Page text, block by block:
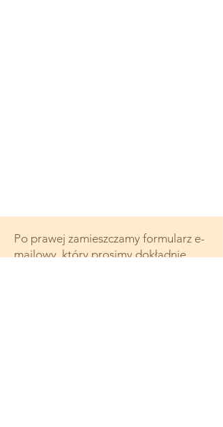
Po prawej zamieszczamy formularz e-
mailowy, który prosimy dokładnie